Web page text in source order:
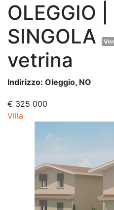
OLEGGIO
SINGOLA
vetrina
Indirizzo: Oleggio, NO
€ 325 000
Villa